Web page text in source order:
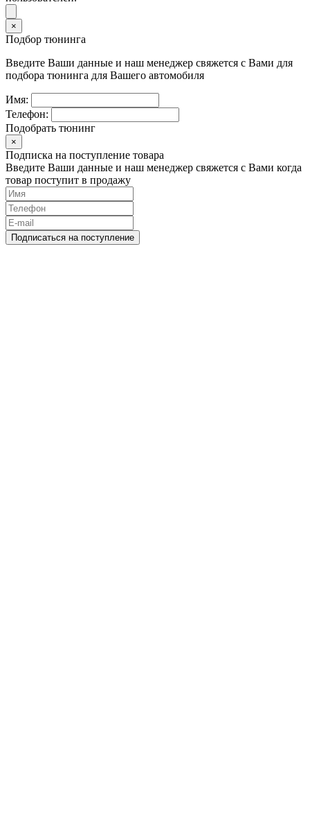
×
Подбор тюнинга
Введите Ваши данные и наш менеджер свяжется с Вами для
подбора тюнинга для Вашего автомобиля
Имя:
Телефон:
Подобрать тюнинг
×
Подписка на поступление товара
Введите Ваши данные и наш менеджер свяжется с Вами когда
товар поступит в продажу